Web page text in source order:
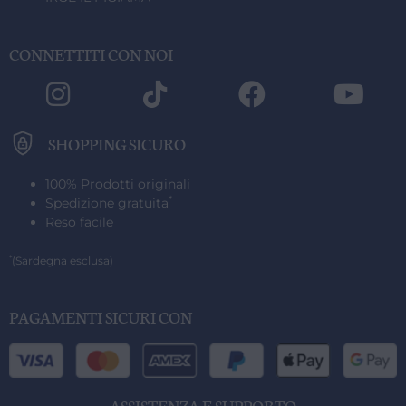
CONNETTITI CON NOI
SHOPPING SICURO
100% Prodotti originali
Spedizione gratuita*
Reso facile
*(Sardegna esclusa)
PAGAMENTI SICURI CON